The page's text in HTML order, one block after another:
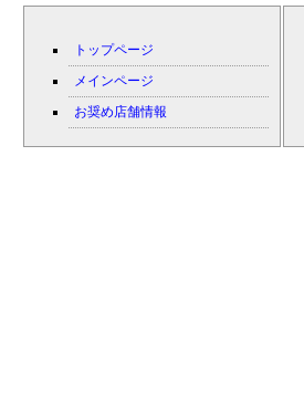
トップページ
メインページ
お奨め店舗情報